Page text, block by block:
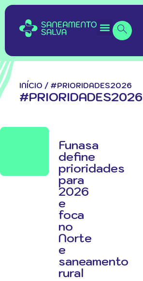
INÍCIO / #PRIORIDADES2026
#PRIORIDADES2026
Funasa
define
prioridades
para
2026
e
foca
no
Norte
e
saneamento
rural